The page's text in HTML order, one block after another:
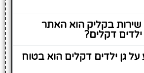
בקליק הוא האתר
דקלים?
גן ילדים דקלים הוא בטוח